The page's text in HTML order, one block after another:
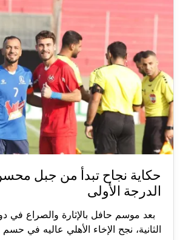
حكاية نجاح تبدأ من جبل
الدرجة الأولى
بعد موسم حافل بالإثارة والصراع في
الثانية، نجح الإخاء الأهلي عاليه في حسم